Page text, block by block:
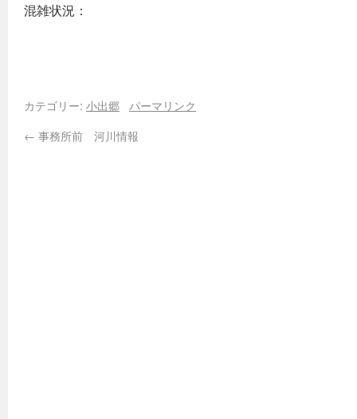
混雑状況：
カテゴリー: 小出郷
パーマリンク
← 事務所前 河川情報